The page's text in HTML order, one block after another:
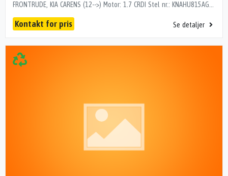
FRONTRUDE, KIA CARENS (12-->) Motor: 1.7 CRDI Stel nr.: KNAHU815AG7154209 Årgang.: 2017 Del nr..: DK03345 Dito nr.: 23305270 Stamkort nr.: 2400969 Kilometer: 200000 OEM numre: 86111A4160DS ""
Kontakt for pris Se detaljer